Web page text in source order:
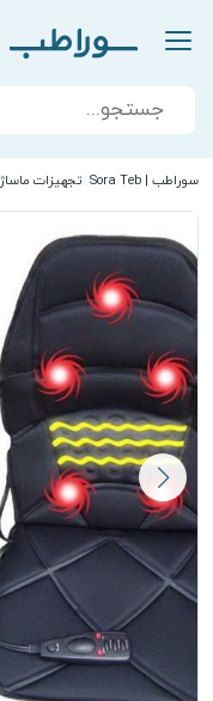
Products
search
سوراطب | Sora Teb تجهیزات ماساژ